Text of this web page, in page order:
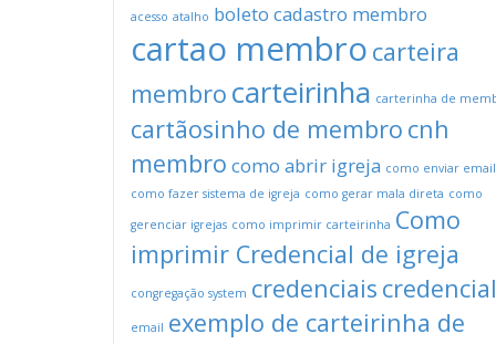
acesso atalho boleto cadastro membro
cartao membro carteira
membro carteirinha carterinha de
cartãosinho de membro cnh
membro como abrir igreja como enviar email
como fazer sistema de igreja como gerar mala direta como
gerenciar igrejas como imprimir carteirinha Como
imprimir Credencial de igreja
congregação system credenciais credencial
email exemplo de carteirinha de